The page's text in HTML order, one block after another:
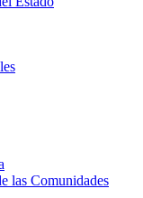
las Comunidades